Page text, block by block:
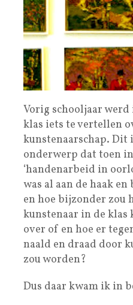
Vorig schooljaar
klas iets te vertellen
kunstenaarschap. Dit
onderwerp dat toen
‘handenarbeid in
was al aan de haak
en hoe bijzonder zou
kunstenaar in de klas
over of en hoe er
naald en draad door
zou worden?
Dus daar kwam ik in